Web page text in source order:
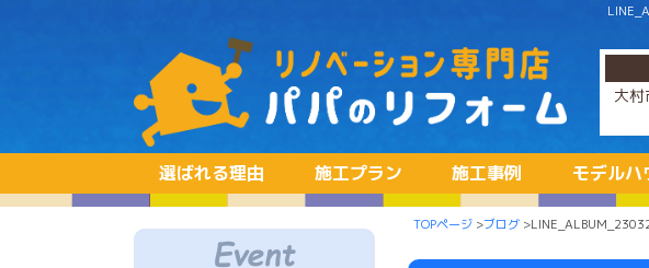
大村
選ばれる理由 施工プラン 施工事例 モデルハ
TOPページ >ブログ